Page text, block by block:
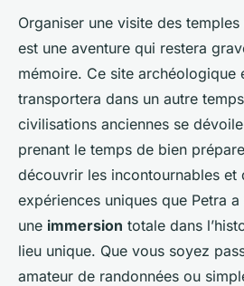
Organiser une visite des
est une aventure qui restera
mémoire. Ce site archéologique
transportera dans un autre
civilisations anciennes se
prenant le temps de bien
découvrir les incontournables et
expériences uniques que Petra
une immersion totale dans
lieu unique. Que vous soyez
amateur de randonnées ou